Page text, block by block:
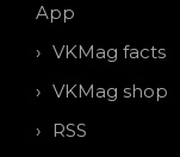
App
VKMag facts
VKMag shop
RSS